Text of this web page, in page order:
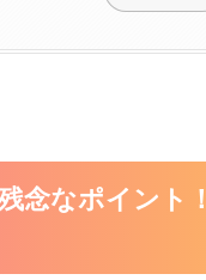
念なポイント